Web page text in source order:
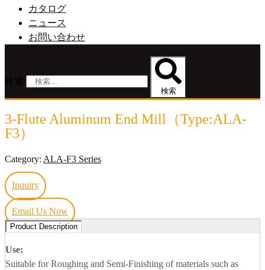
カタログ
ニュース
お問い合わせ
検索
3-Flute Aluminum End Mill（Type:ALA-
F3）
Category: ALA-F3 Series
Inquiry
Email Us Now
Product Description
Use:
Suitable for Roughing and Semi-Finishing of materials such as